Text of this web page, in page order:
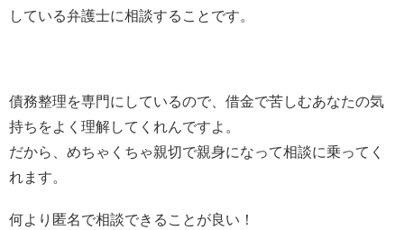
している弁護士に相談することです。
債務整理を専門にしているので、借金で苦しむあなたの気
持ちをよく理解してくれんですよ。
だから、めちゃくちゃ親切で親身になって相談に乗ってく
れます。
何より匿名で相談できることが良い！